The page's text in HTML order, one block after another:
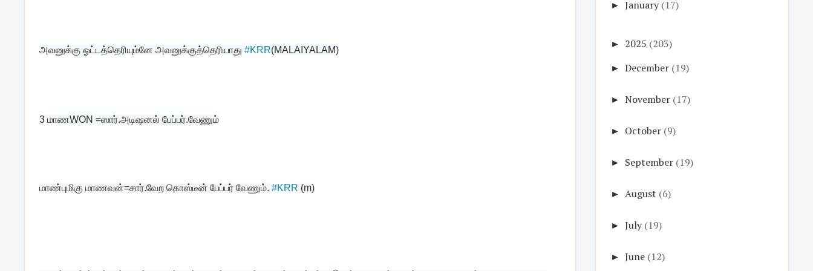
அவனுக்கு ஓட்டத்தெரியும்னே அவனுக்குத்தெரியாது #KRR(MALAIYALAM)
3 மாணWON =ஸார்.அடிஷனல் பேப்பர்.வேணும்
மாண்புமிகு மாணவன்=சார்.வேற கொஸ்டீன் பேப்பர் வேணும். #KRR (m)
► January (17)
► 2025 (203)
► December (19)
► November (17)
► October (9)
► September (19)
► August (6)
► July (19)
► June (12)